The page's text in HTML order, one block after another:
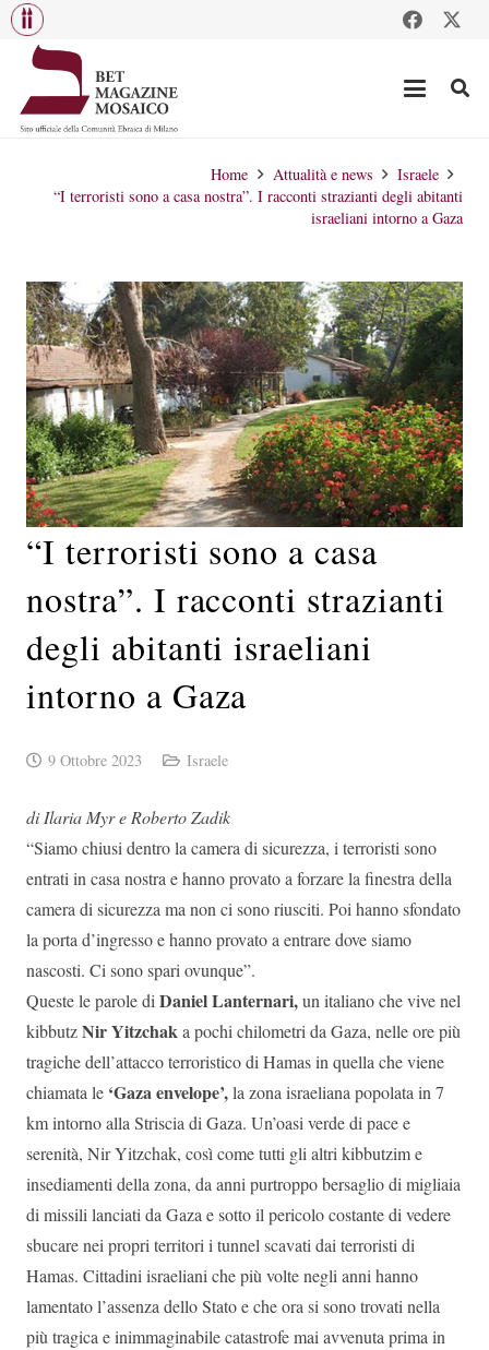
Home Attualità e news
Israele
“I terroristi sono a casa nostra”. I racconti strazianti degli abitanti
israeliani intorno a Gaza
“I terroristi sono a casa
nostra”. I racconti strazianti
degli abitanti israeliani
intorno a Gaza
9 Ottobre 2023 Israele
di Ilaria Myr e Roberto Zadik
“Siamo chiusi dentro la camera di sicurezza, i terroristi sono
entrati in casa nostra e hanno provato a forzare la finestra della
camera di sicurezza ma non ci sono riusciti. Poi hanno sfondato
la porta d’ingresso e hanno provato a entrare dove siamo
nascosti. Ci sono spari ovunque”.
Queste le parole diDaniel Lanternari,un italiano che vive nel
kibbutzNir Yitzchaka pochi chilometri da Gaza, nelle ore più
tragiche dell’attacco terroristico di Hamas in quella che viene
chiamata le ‘Gaza envelope’,la zona israeliana popolata in 7
km intorno alla Striscia di Gaza. Un’oasi verde di pace e
serenità, Nir Yitzchak, così come tutti gli altri kibbutzim e
insediamenti della zona, da anni purtroppo bersaglio di migliaia
di missili lanciati da Gaza e sotto il pericolo costante di vedere
sbucare nei propri territori i tunnel scavati dai terroristi di
Hamas. Cittadini israeliani che più volte negli anni hanno
lamentato l’assenza dello Stato e che ora si sono trovati nella
più tragica e inimmaginabile catastrofe mai avvenuta prima in